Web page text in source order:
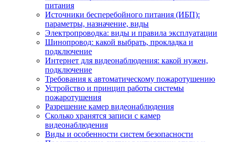
питания
Источники бесперебойного питания (ИБП):
параметры, назначение, виды
Электропроводка: виды и правила эксплуатации
Шинопровод: какой выбрать, прокладка и
подключение
Интернет для видеонаблюдения: какой нужен,
подключение
Требования к автоматическому пожаротушению
Устройство и принцип работы системы
пожаротушения
Разрешение камер видеонаблюдения
Сколько хранятся записи с камер
видеонаблюдения
Виды и особенности систем безопасности